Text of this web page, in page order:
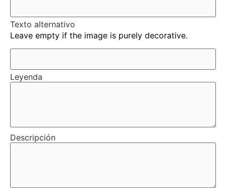
Texto alternativo
Leave empty if the image is purely decorative.
Leyenda
Descripción